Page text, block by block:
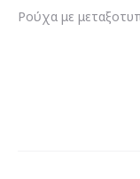
Ρούχα με